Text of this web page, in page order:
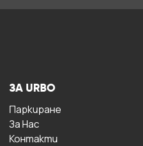
ЗА URBO
Паркиране
За Hас
Контакти